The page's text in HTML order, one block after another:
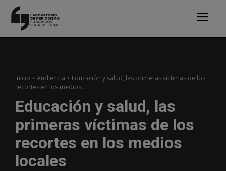
Inicio Audiencia
Educación y salud, las primeras víctimas de los
recortes en los medios...
Educación y salud, las
primeras víctimas de los
recortes en los medios
locales